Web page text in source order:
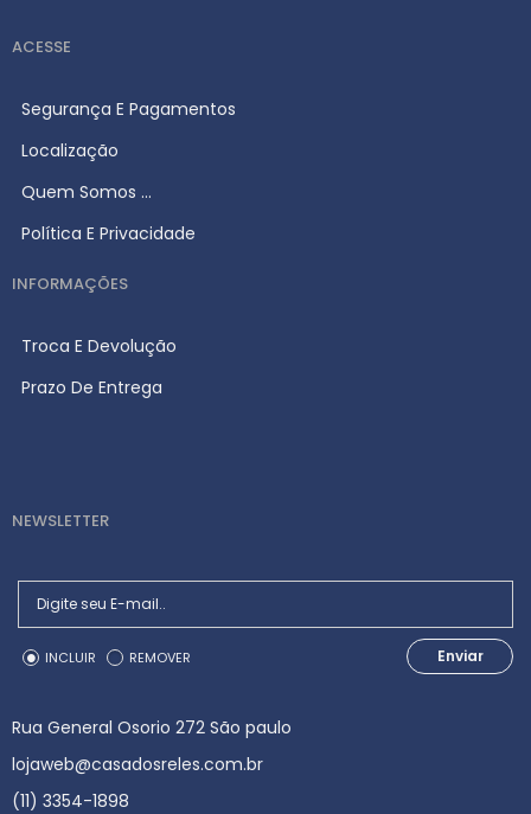
ACESSE
Segurança E Pagamentos
Localização
Quem Somos ...
Política E Privacidade
INFORMAÇÕES
Troca E Devolução
Prazo De Entrega
NEWSLETTER
INCLUIR REMOVER Enviar
Rua General Osorio 272 São paulo
lojaweb@casadosreles.com.br
(11) 3354-1898